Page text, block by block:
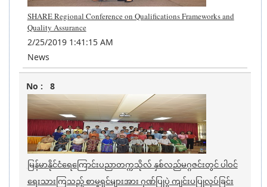
SHARE Regional Conference on Qualifications Frameworks and
Quality Assurance
2/25/2019 1:41:15 AM
News
8
မြန်မာနိုင်ငံရေကြောင်းပညာတက္ကသိုလ် နှစ်လည်မဂ္ဂဇင်းတွင် ပါဝင်
ရေးသားကြသည့် စာမူရှင်များအား ဂုဏ်ပြုပွဲ ကျင်းပပြုလုပ်ခြင်း